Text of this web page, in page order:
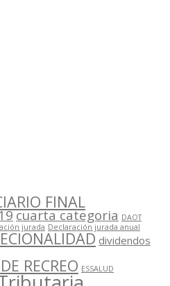
FINAL
cuarta categoria DAOT
jurada Declaración jurada anual
dividendos
RECREO ESSALUD